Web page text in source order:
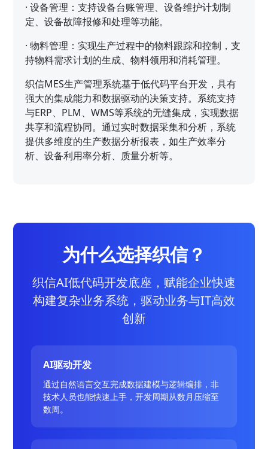
·设备管理：支持设备台账管理、设备维护计划制
定、设备故障报修和处理等功能。
·物料管理：实现生产过程中的物料跟踪和控制，支
持物料需求计划的生成、物料领用和消耗管理。
织信MES生产管理系统基于低代码平台开发，具有
强大的集成能力和数据驱动的决策支持。系统支持
与ERP、PLM、WMS等系统的无缝集成，实现数据
共享和流程协同。通过实时数据采集和分析，系统
提供多维度的生产数据分析报表，如生产效率分
析、设备利用率分析、质量分析等。
为什么选择织信？
织信AI低代码开发底座，赋能企业快速
构建复杂业务系统，驱动业务与IT高效
创新
AI驱动开发
通过自然语言交互完成数据建模与逻辑编排，非
技术人员也能快速上手，开发周期从数月压缩至
数周。